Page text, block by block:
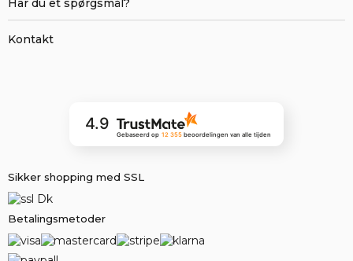
Har du et spørgsmål?
Kontakt
4.9
Gebaseerd op 12 355 beoordelingenvan alle tijden
Sikker shopping med SSL
Betalingsmetoder